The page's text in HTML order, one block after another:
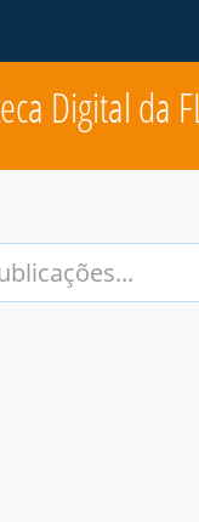
Digital da